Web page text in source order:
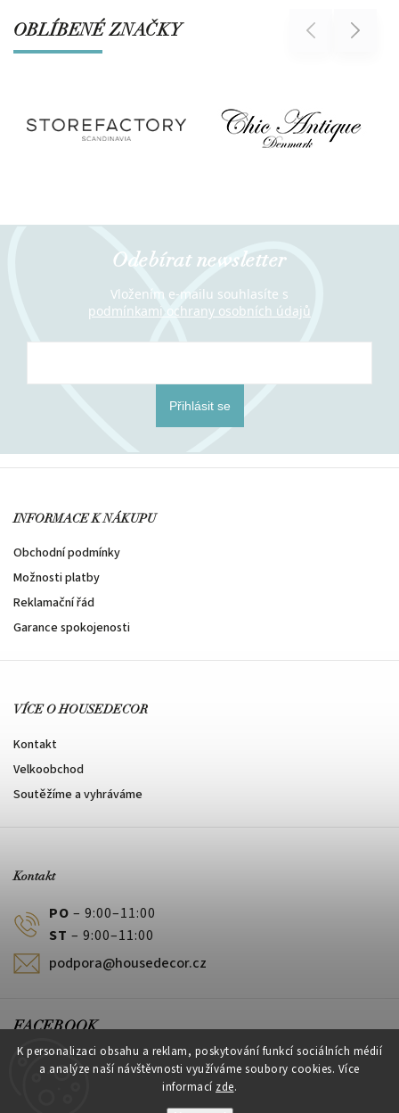
K personalizaci obsahu a reklam, poskytování funkcí sociálních médií
a analýze naší návštěvnosti využíváme soubory cookies. Více
informací zde.
OBLÍBENÉ ZNAČKY Previous Next
Odebírat newsletter
Vložením e-mailu souhlasíte s
podmínkami ochrany osobních údajů
Přihlásit se
INFORMACE K NÁKUPU
Obchodní podmínky
Možnosti platby
Reklamační řád
Garance spokojenosti
VÍCE O HOUSEDECOR
Kontakt
Velkoobchod
Soutěžíme a vyhráváme
Kontakt
PO – 9:00–11:00
ST – 9:00–11:00
podpora@housedecor.cz
FACEBOOK